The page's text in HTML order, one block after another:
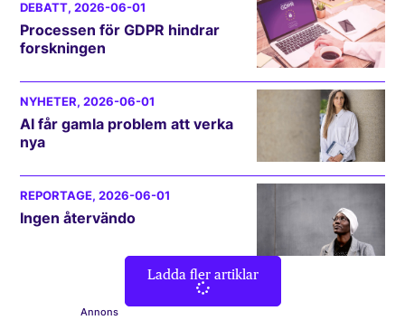
DEBATT, 2026-06-01
Processen för GDPR hindrar
forskningen
NYHETER, 2026-06-01
AI får gamla problem att verka
nya
REPORTAGE, 2026-06-01
Ingen återvändo
Ladda fler artiklar
Annons